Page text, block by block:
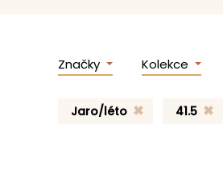
Značky Kolekce
Jaro/léto 41.5